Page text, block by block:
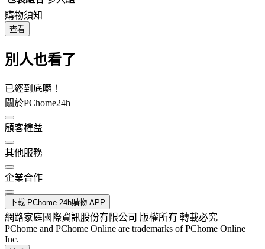
購物須知
查看
別人也看了
已經到底囉！
關於PChome24h
顧客權益
其他服務
企業合作
下載 PChome 24h購物 APP
網路家庭國際資訊股份有限公司 版權所有 轉載必究
PChome and PChome Online are trademarks of PChome Online
Inc.